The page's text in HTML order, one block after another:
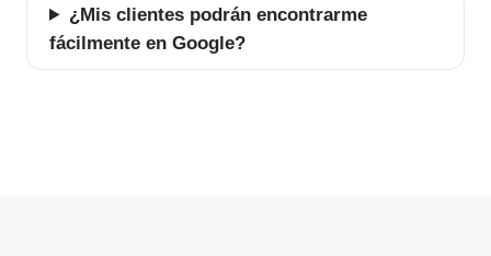
¿Mis clientes podrán encontrarme
fácilmente en Google?